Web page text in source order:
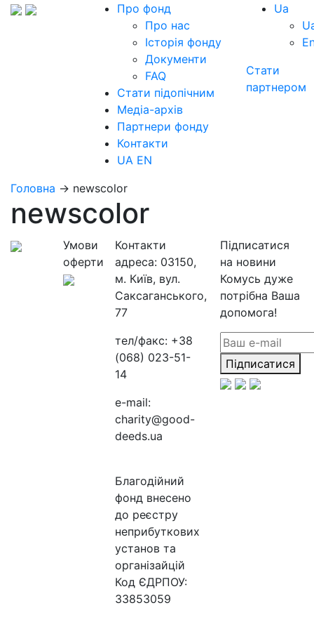
Про фонд
Про нас
Історія фонду
Документи
FAQ
Стати підопічним
Медіа-архів
Партнери фонду
Контакти
UA EN
Ua
Стати
партнером
Головна → newscolor
newscolor
Умови
оферти
Контакти
адреса: 03150,
м. Київ, вул.
Саксаганського,
77
тел/факс: +38
(068) 023-51-
14
e-mail:
charity@good-
deeds.ua
Благодійний
фонд внесено
до реєстру
неприбуткових
установ та
організайцій
Код ЄДРПОУ:
33853059
Підписатися
на новини
Комусь дуже
потрібна Ваша
допомога!
Підписатися